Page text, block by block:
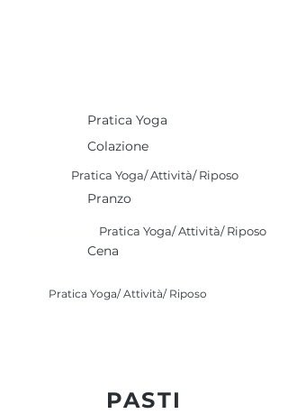
Pratica Yoga
Colazione
Pranzo
Cena
Pratica Yoga/ Attività/ Riposo
Pratica Yoga/ Attività/ Riposo
Pratica Yoga/ Attività/ Riposo
PASTI